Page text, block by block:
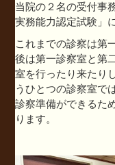
当院の２名の受付事
実務能力認定試験」
これまでの診察は第
後は第一診察室と第
室を行ったり来たり
うひとつの診察室で
診察準備ができるた
ります。